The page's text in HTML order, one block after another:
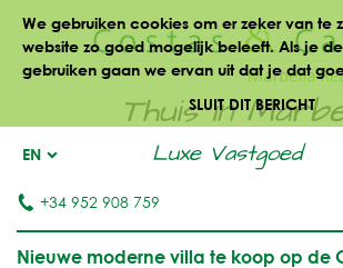
We gebruiken cookies om er zeker van te
website zo goed mogelijk beleeft. Als je
gebruiken gaan we ervan uit dat je dat
SLUIT DIT BERICHT
Thuis in
Luxe Vastgoed
EN
+34 952 908 759
Nieuwe moderne villa te koop op de